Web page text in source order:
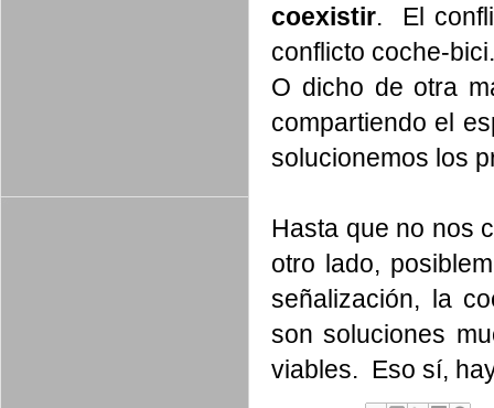
coexistir. El
conflicto coche-
O dicho de otra
compartiendo el
solucionemos los
Hasta que no nos
otro lado,
señalización, la
son soluciones
viables. Eso sí,